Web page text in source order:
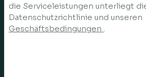
die Serviceleistungen unterliegt
Datenschutzrichtlinie und unseren
Geschäftsbedingungen .